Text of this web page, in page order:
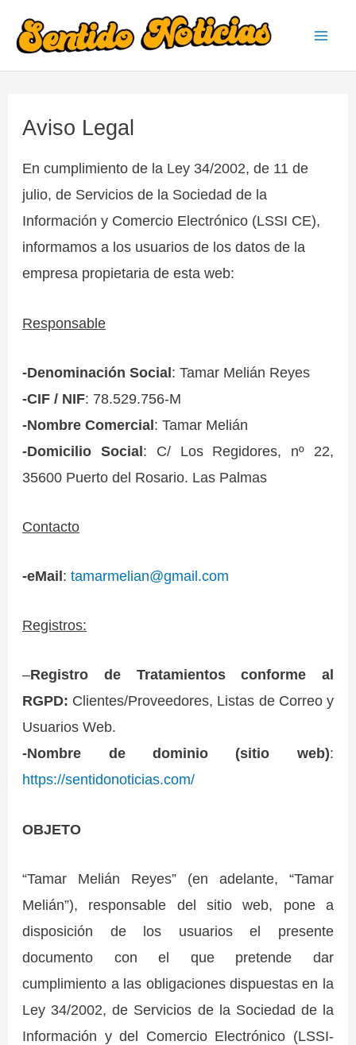
Aviso Legal
En cumplimiento de la Ley 34/2002, de 11 de
julio, de Servicios de la Sociedad de la
Información y Comercio Electrónico (LSSI CE),
informamos a los usuarios de los datos de la
empresa propietaria de esta web:
Responsable
-Denominación Social: Tamar Melián Reyes
-CIF / NIF: 78.529.756-M
-Nombre Comercial: Tamar Melián
-Domicilio Social: C/ Los Regidores, nº 22,
35600 Puerto del Rosario. Las Palmas
Contacto
-eMail:tamarmelian@gmail.com
Registros:
–Registro de Tratamientos conforme al
RGPD: Clientes/Proveedores, Listas de Correo y
Usuarios Web.
-Nombre de dominio (sitio web):
https://sentidonoticias.com/
OBJETO
“Tamar Melián Reyes” (en adelante, “Tamar
Melián”), responsable del sitio web, pone a
disposición de los usuarios el presente
documento con el que pretende dar
cumplimiento a las obligaciones dispuestas en la
Ley 34/2002, de Servicios de la Sociedad de la
Información y del Comercio Electrónico (LSSI-